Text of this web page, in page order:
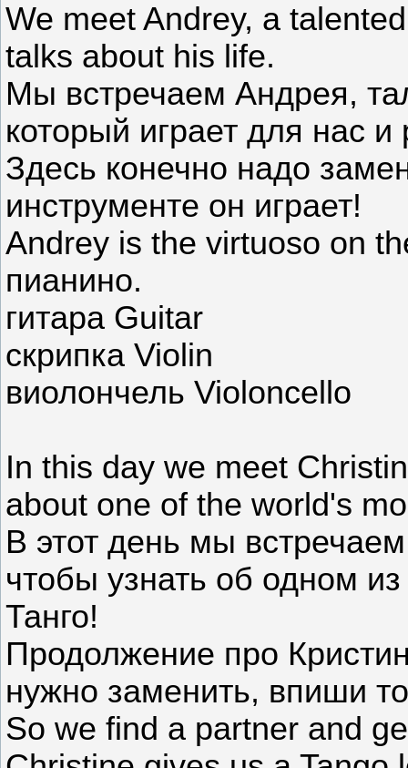
We meet Andrey, a
talks about his life.
Мы встречаем Андрея,
который играет для нас
Здесь конечно надо
инструменте он играет!
Andrey is the virtuoso on
пианино.
гитара Guitar
скрипка Violin
виолончель Violoncello
In this day we meet
about one of the world's
В этот день мы
чтобы узнать об одном
Танго!
Продолжение про
нужно заменить, впиши
So we find a partner and